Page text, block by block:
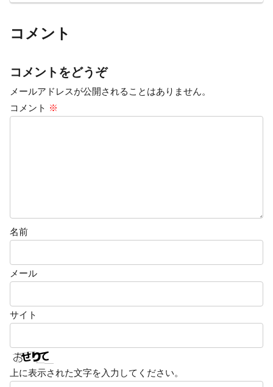
コメント
コメントをどうぞ
メールアドレスが公開されることはありません。
コメント ※
名前
メール
サイト
上に表示された文字を入力してください。